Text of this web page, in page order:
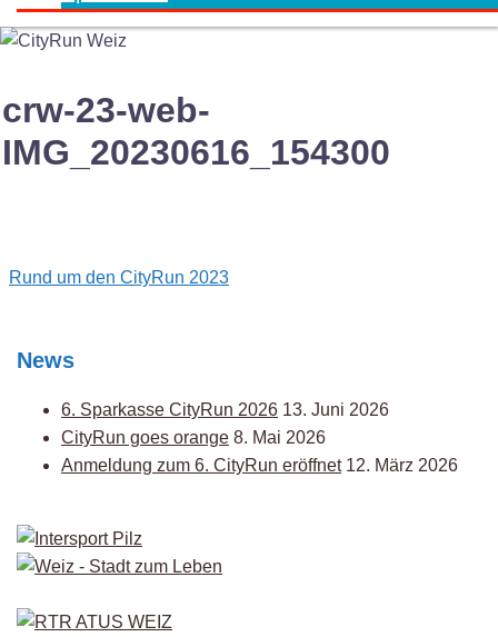
crw-23-web-
IMG_20230616_154300
Post
Rund um den CityRun 2023
News
6. Sparkasse CityRun 2026 13. Juni 2026
CityRun goes orange 8. Mai 2026
Anmeldung zum 6. CityRun eröffnet 12. März 2026